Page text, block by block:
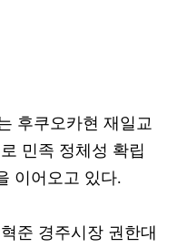
후쿠오카현 재일교
민족 정체성 확립
이어오고 있다.
준 경주시장 권한대